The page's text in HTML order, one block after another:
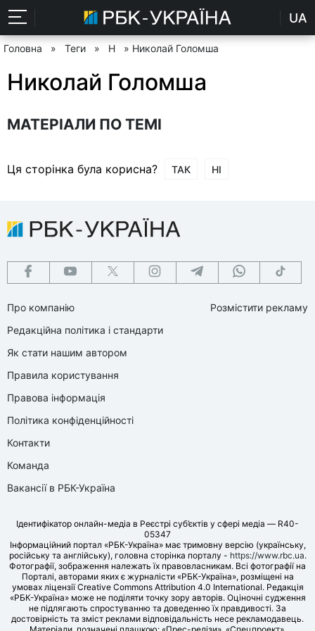
UA
Головна » Теги » Н » Николай Голомша
Николай Голомша
МАТЕРІАЛИ ПО ТЕМІ
Ця сторінка була корисна? ТАК НІ
Про компанію
Редакційна політика і стандарти
Як стати нашим автором
Правила користування
Правова інформація
Політика конфіденційності
Контакти
Команда
Вакансії в РБК-Україна
Розмістити рекламу
Ідентифікатор онлайн-медіа в Реєстрі суб’єктів у сфері медіа — R40-
05347
Інформаційний портал «РБК-Україна» має тримовну версію (українську,
російську та англійську), головна сторінка порталу - https://www.rbc.ua.
Фотографії, зображення належать їх правовласникам. Всі фотографії на
Порталі, авторами яких є журналісти «РБК-Україна», розміщені на
умовах ліцензії Creative Commons Attribution 4.0 International. Редакція
«РБК-Україна» може не поділяти точку зору авторів. Оціночні судження
не підлягають спростуванню та доведенню їх правдивості. За
достовірність та зміст реклами відповідальність несе рекламодавець.